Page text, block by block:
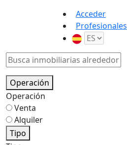
Acceder
Profesionales
Operación
Operación
Venta
Alquiler
Tipo